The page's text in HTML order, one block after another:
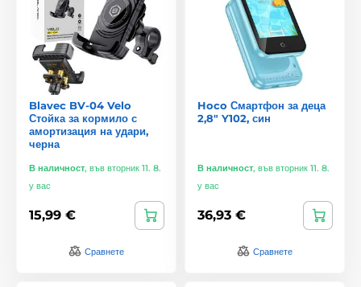
Blavec BV-04 Velo
Стойка за кормило с
амортизация на удари,
черна
В наличност, във вторник 11. 8.
у вас
15,99 €
Сравнете
Hoco Смартфон за деца
2,8" Y102, син
В наличност, във вторник 11. 8.
у вас
36,93 €
Сравнете